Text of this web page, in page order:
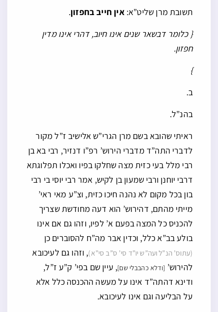
תשובת מרן שליט”א:אין חייב בחפזון.
{ כלומר דבשאר שנים אינו חיוב, דהרי אינו מדין
חפזון.
}
ב.
בהנ”ל.
ראיתי שהובא בשם מרן הגרי”ש אלישיב ז”ל מקור
לדברי התה”ד מדברי הירוש’ רפ”ו דנזיר, רבי בא בן
רבי מלל בעי כזית מצה שחלקו בפיו ואכלו תפלוגתא
דרבי יוחנן ורבי שמעון בן לקיש, אמר רבי יוסי בי רבי
בון בכל מקום לא נהנה חיכו כזית, וצ”ע מאי ראי’
מייתי מהתם, דהירוש’ הוא דעה מחודשת שצריך
להכניס כל המצה בפעם א’ לפיו, וזהו גם אם אינו
בולע בב”א כלל, וכדין אבר מה”ח להסוברים כן
(עתוס’ הנ”ל ועה”ש יו”ד סי’ ס”ב סי”א), וזהו גם לעיכובא
להירוש’ [ודלא כהבבלי שם], עיין שם בפי’ ק”ע ז”ל,
ודינא דהתה”ד אינו על מעשה ההכנסה כלל אלא
על הבליעה וגם אינו לעיכובא.